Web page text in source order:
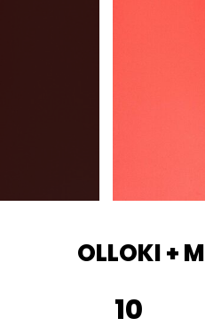
OLLOKI +
10